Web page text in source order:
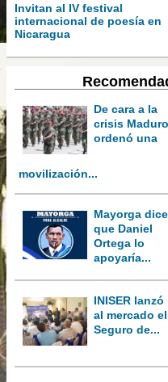
Invitan al IV festival
internacional de poesía en
Nicaragua
De cara a la
crisis Maduro
ordenó una
movilización...
Mayorga dice
que Daniel
Ortega lo
apoyaría...
INISER lanzó
al mercado el
Seguro de...